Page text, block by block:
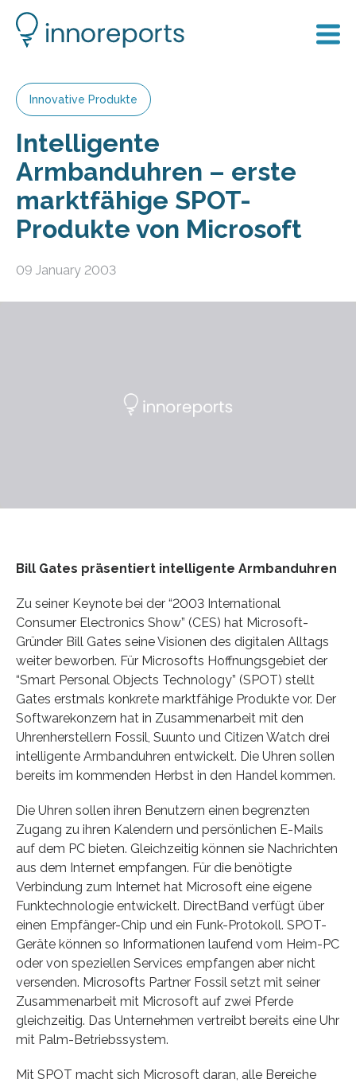
Innovative Produkte
Intelligente
Armbanduhren – erste
marktfähige SPOT-
Produkte von Microsoft
09 January 2003
Bill Gates präsentiert intelligente Armbanduhren
Zu seiner Keynote bei der “2003 International
Consumer Electronics Show” (CES) hat Microsoft-
Gründer Bill Gates seine Visionen des digitalen Alltags
weiter beworben. Für Microsofts Hoffnungsgebiet der
“Smart Personal Objects Technology” (SPOT) stellt
Gates erstmals konkrete marktfähige Produkte vor. Der
Softwarekonzern hat in Zusammenarbeit mit den
Uhrenherstellern Fossil, Suunto und Citizen Watch drei
intelligente Armbanduhren entwickelt. Die Uhren sollen
bereits im kommenden Herbst in den Handel kommen.
Die Uhren sollen ihren Benutzern einen begrenzten
Zugang zu ihren Kalendern und persönlichen E-Mails
auf dem PC bieten. Gleichzeitig können sie Nachrichten
aus dem Internet empfangen. Für die benötigte
Verbindung zum Internet hat Microsoft eine eigene
Funktechnologie entwickelt. DirectBand verfügt über
einen Empfänger-Chip und ein Funk-Protokoll. SPOT-
Geräte können so Informationen laufend vom Heim-PC
oder von speziellen Services empfangen aber nicht
versenden. Microsofts Partner Fossil setzt mit seiner
Zusammenarbeit mit Microsoft auf zwei Pferde
gleichzeitig. Das Unternehmen vertreibt bereits eine Uhr
mit Palm-Betriebssystem.
Mit SPOT macht sich Microsoft daran, alle Bereiche